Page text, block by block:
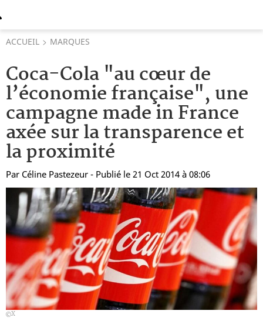
ACCUEIL MARQUES
Coca-Cola "au cœur de
l’économie française", une
campagne made in France
axée sur la transparence et
la proximité
Par Céline Pastezeur - Publié le 21 Oct 2014 à 08:06
X